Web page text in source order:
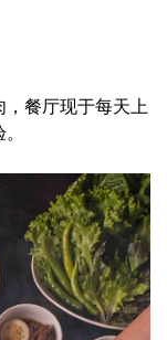
餐厅现于每天上